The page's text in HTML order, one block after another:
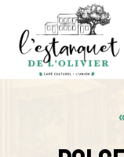
contenu